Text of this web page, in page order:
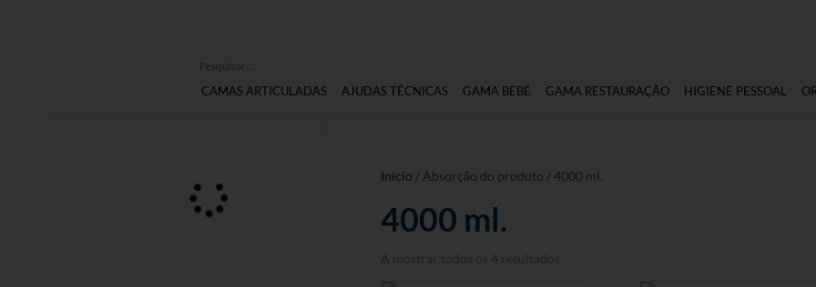
CAMAS ARTICULADAS AJUDAS TÉCNICAS GAMA BEBÉ GAMA RESTAURAÇÃO HIGIENE PESSOAL
Início / Absorção do produto / 4000 ml.
4000 ml.